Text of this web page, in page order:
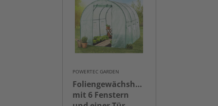
POWERTEC GARDEN
Foliengewächshaus
mit 6 Fenstern